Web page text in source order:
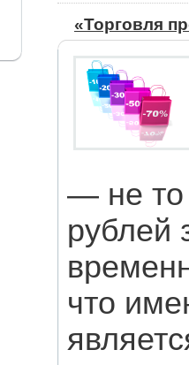
«Торговля
— не то
рублей
что